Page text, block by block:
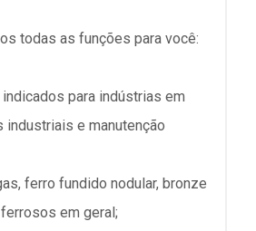
todas as funções para você:
para indústrias em
industriais e manutenção
ferro fundido nodular, bronze
em geral;